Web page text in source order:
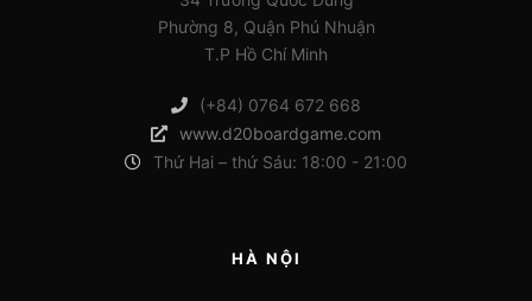
Phường 8, Quận Phú Nhuận
T.P Hồ Chí Minh
(+84) 0764 672 668
www.d20boardgame.com
Thứ Hai – thứ Sáu: 18:00 - 21:00
HÀ NỘI